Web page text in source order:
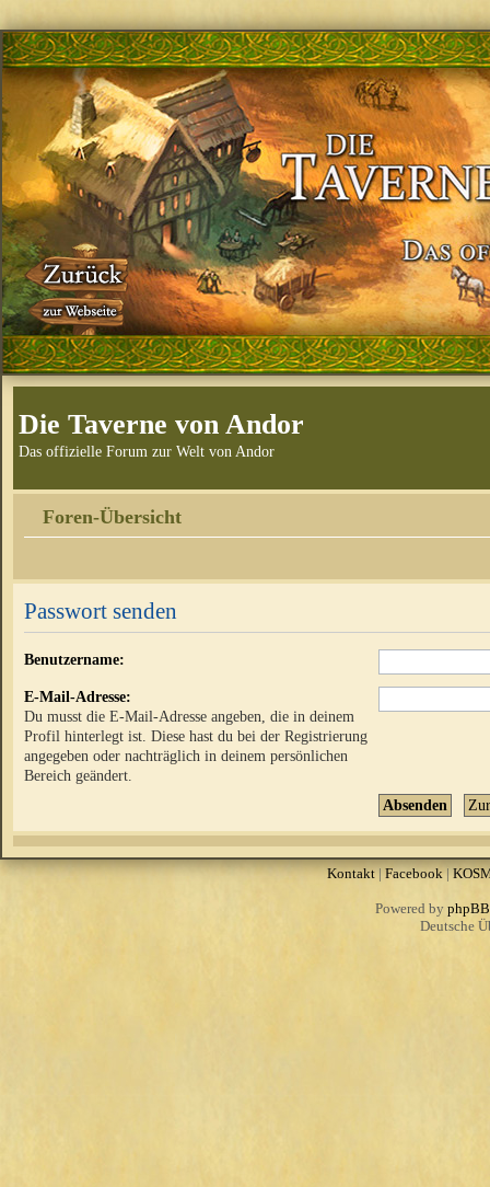
Die Taverne von Andor
Das offizielle Forum zur Welt von Andor
Foren-Übersicht
Passwort senden
Benutzername:
E-Mail-Adresse:
Du musst die E-Mail-Adresse angeben, die in deinem
Profil hinterlegt ist. Diese hast du bei der Registrierung
angegeben oder nachträglich in deinem persönlichen
Bereich geändert.
Kontakt| Facebook |
Powered by phpBB
Deutsche